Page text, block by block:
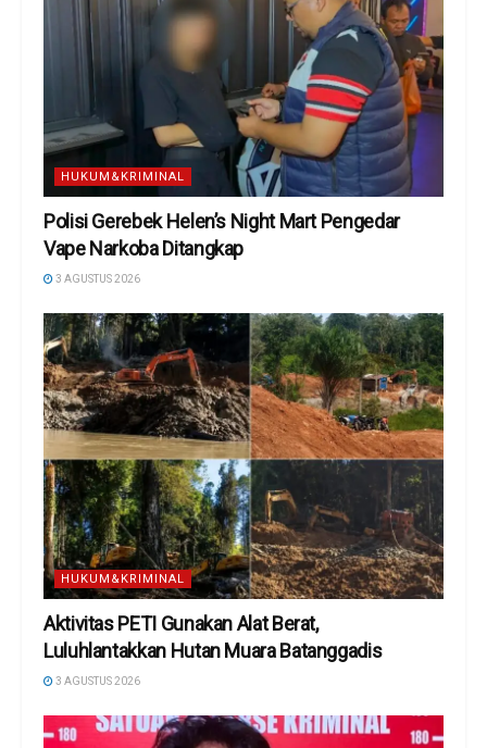
HUKUM&KRIMINAL
Polisi Gerebek Helen’s Night Mart Pengedar
Vape Narkoba Ditangkap
3 AGUSTUS 2026
HUKUM&KRIMINAL
Aktivitas PETI Gunakan Alat Berat,
Luluhlantakkan Hutan Muara Batanggadis
3 AGUSTUS 2026